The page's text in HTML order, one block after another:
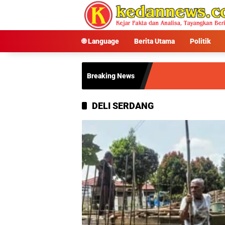
🌐 Language Berita Utama Politik
Breaking News
DELI SERDANG